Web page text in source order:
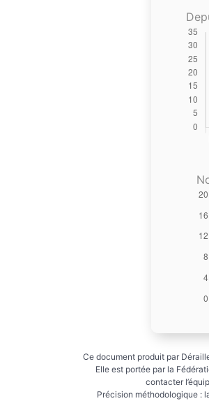
Ce document produit par
Elle est portée par la
contacter
Précision méthodologique :